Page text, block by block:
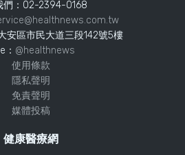
們：02-2394-0168
安區市民大道三段142號5樓
： @healthnews
使用條款
隱私聲明
免責聲明
媒體投稿
健康醫療網